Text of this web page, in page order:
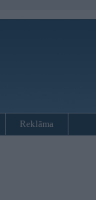
Reklāma